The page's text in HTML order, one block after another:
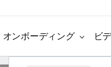
オンボーディング ビ